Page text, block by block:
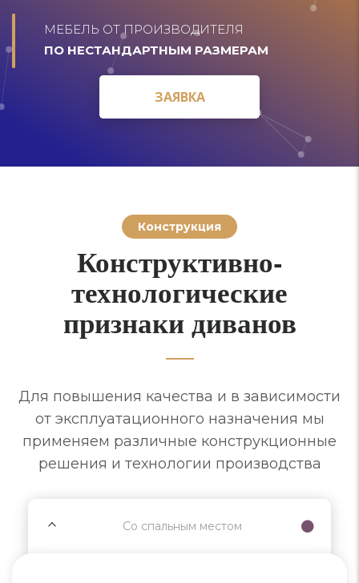
МЕБЕЛЬ ОТ ПРОИЗВОДИТЕЛЯ
ПО НЕСТАНДАРТНЫМ РАЗМЕРАМ
ЗАЯВКА
ЗАЯВКА
Конструкция
Конструктивно-
технологические
признаки диванов
Для повышения качества и в зависимости
от эксплуатационного назначения мы
применяем различные конструкционные
решения и технологии производства
Со спальным местом